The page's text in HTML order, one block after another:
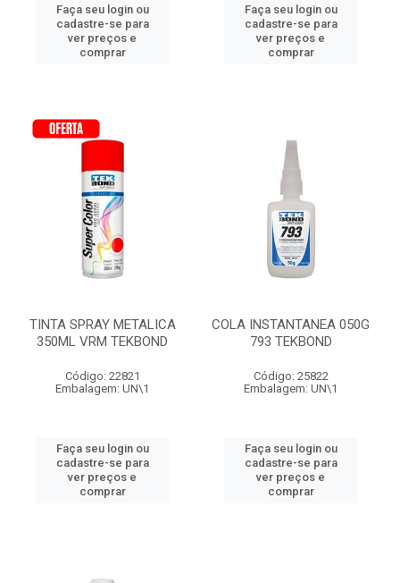
Faça seu login ou
cadastre-se para
ver preços e
comprar
Faça seu login ou
cadastre-se para
ver preços e
comprar
TINTA SPRAY METALICA
350ML VRM TEKBOND
Código: 22821
Embalagem: UN\1
Faça seu login ou
cadastre-se para
ver preços e
comprar
COLA INSTANTANEA 050G
793 TEKBOND
Código: 25822
Embalagem: UN\1
Faça seu login ou
cadastre-se para
ver preços e
comprar